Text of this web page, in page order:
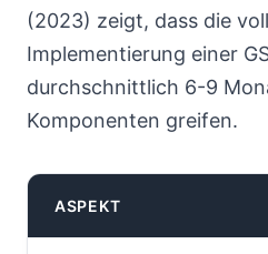
(2023) zeigt, dass die
Implementierung einer
durchschnittlich 6-9
Komponenten greifen.
ASPEKT